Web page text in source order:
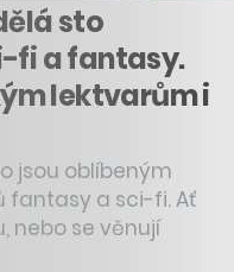
sto
fi a fantasy.
lektvarům i
jsou oblíbeným
fantasy a sci-fi. Ať
nebo se věnují